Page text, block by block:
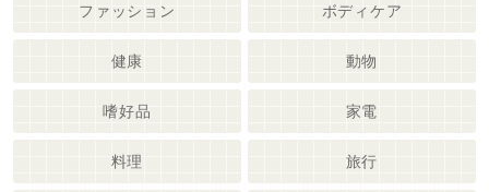
ファッション ボディケア
健康 動物
嗜好品 家電
料理 旅行